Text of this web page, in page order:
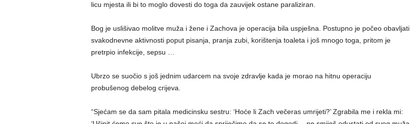
licu mjesta ili bi to moglo dovesti do toga da zauvijek ostane paraliziran.
Bog je uslišivao molitve muža i žene i Zachova je operacija bila uspješna. Postupno je počeo obavljati
svakodnevne aktivnosti poput pisanja, pranja zubi, korištenja toaleta i još mnogo toga, pritom je
pretrpio infekcije, sepsu …
Ubrzo se suočio s još jednim udarcem na svoje zdravlje kada je morao na hitnu operaciju
probušenog debelog crijeva.
“Sjećam se da sam pitala medicinsku sestru: ‘Hoće li Zach večeras umrijeti?’ Zgrabila me i rekla mi: